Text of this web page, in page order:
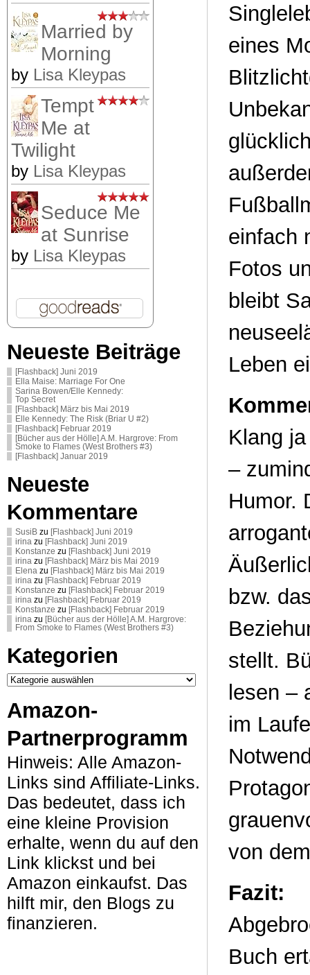
Married by
Morning
by Lisa Kleypas
Tempt
Me at
Twilight
by Lisa Kleypas
Seduce Me
at Sunrise
by Lisa Kleypas
Neueste Beiträge
[Flashback] Juni 2019
Ella Maise: Marriage For One
Sarina Bowen/Elle Kennedy:
Top Secret
[Flashback] März bis Mai 2019
Elle Kennedy: The Risk (Briar U #2)
[Flashback] Februar 2019
[Bücher aus der Hölle] A.M. Hargrove: From
Smoke to Flames (West Brothers #3)
[Flashback] Januar 2019
Neueste
Kommentare
SusiB zu [Flashback] Juni 2019
irina zu [Flashback] Juni 2019
Konstanze zu [Flashback] Juni 2019
irina zu [Flashback] März bis Mai 2019
Elena zu [Flashback] März bis Mai 2019
irina zu [Flashback] Februar 2019
Konstanze zu [Flashback] Februar 2019
irina zu [Flashback] Februar 2019
Konstanze zu [Flashback] Februar 2019
irina zu [Bücher aus der Hölle] A.M. Hargrove:
From Smoke to Flames (West Brothers #3)
Kategorien
Kategorien
Amazon-
Partnerprogramm
Hinweis: Alle Amazon-
Links sind Affiliate-Links.
Das bedeutet, dass ich
eine kleine Provision
erhalte, wenn du auf den
Link klickst und bei
Amazon einkaufst. Das
hilft mir, den Blogs zu
finanzieren.
eines
einfach
Fotos
bleibt
Leben
Klang
–
Humor.
bzw.
stellt.
lesen –
im
von
Fazit:
Buch